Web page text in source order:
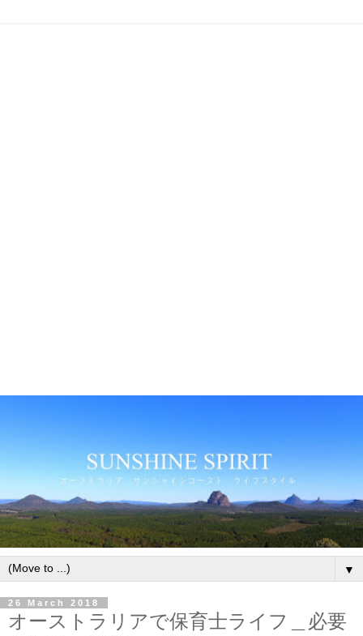
▼
26 March 2018
オーストラリアで保育士ライフ＿必要